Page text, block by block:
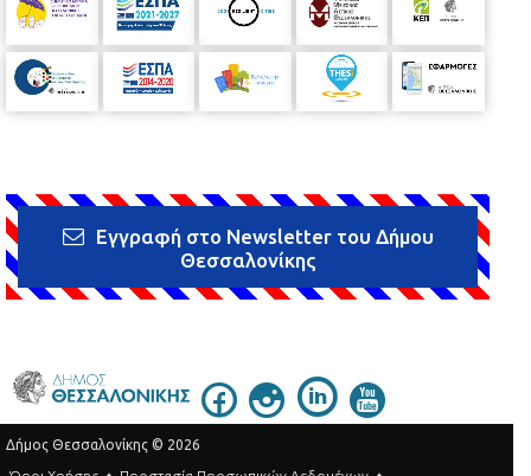
Εγγραφή στο Newsletter του Δήμου
Θεσσαλονίκης
Δήμος Θεσσαλονίκης © 2026